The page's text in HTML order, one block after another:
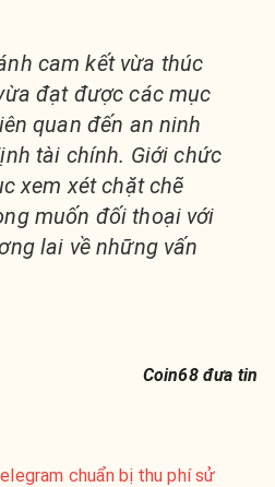
cam kết vừa thúc
đạt được các mục
quan đến an ninh
tài chính. Giới chức
xem xét chặt chẽ
muốn đối thoại với
lai về những vấn
Coin68 đưa tin
chuẩn bị thu phí sử